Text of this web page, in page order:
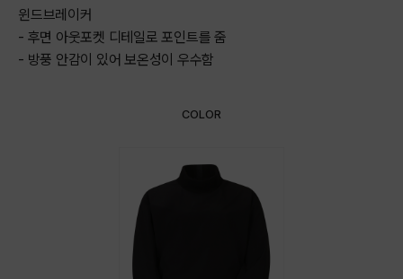
윈드브레이커
- 후면 아웃포켓 디테일로 포인트를 줌
- 방풍 안감이 있어 보온성이 우수함
COLOR